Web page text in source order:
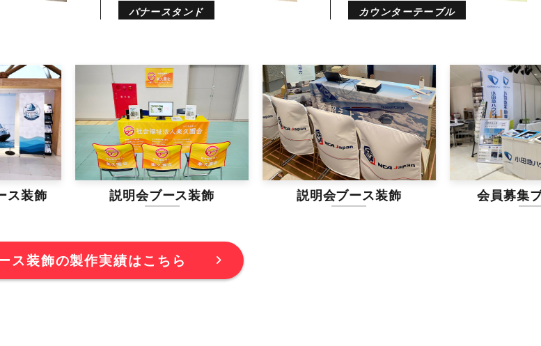
バナースタンド
カウンターテーブル
説明会ブース装飾 説明会ブース装飾 会員募集ブース装飾
ス装飾の製作実績はこちら